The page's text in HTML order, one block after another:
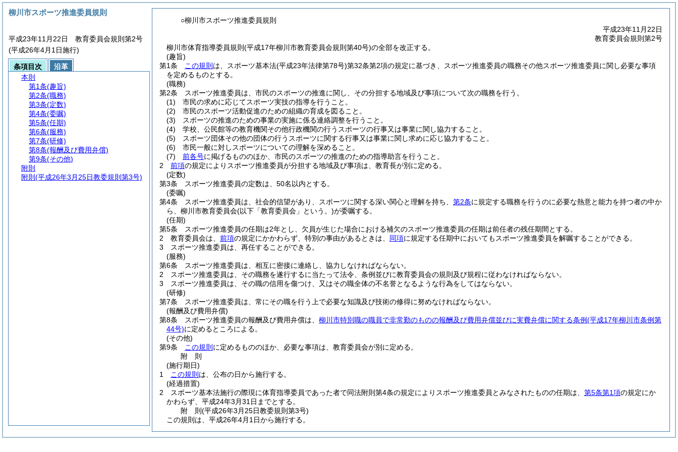
○柳川市スポーツ推進委員規則
平成23年11月22日
教育委員会規則第2号
柳川市体育指導委員規則(平成17年柳川市教育委員会規則第40号)の全部を改正する。
(趣旨)
第1条
この規則 は、スポーツ基本法(平成23年法律第78号)第32条第2項の規定に基づき、スポーツ推進委員の職務その他スポーツ推進委員に関し必要な事項
を定めるものとする。
(職務)
第2条
スポーツ推進委員は、市民のスポーツの推進に関し、その分担する地域及び事項について次の職務を行う。
(1)
市民の求めに応じてスポーツ実技の指導を行うこと。
(2)
市民のスポーツ活動促進のための組織の育成を図ること。
(3)
スポーツの推進のための事業の実施に係る連絡調整を行うこと。
(4)
学校、公民館等の教育機関その他行政機関の行うスポーツの行事又は事業に関し協力すること。
(5)
スポーツ団体その他の団体の行うスポーツに関する行事又は事業に関し求めに応じ協力すること。
(6)
市民一般に対しスポーツについての理解を深めること。
(7)
前各号に掲げるもののほか、市民のスポーツの推進のための指導助言を行うこと。
2
前項の規定によりスポーツ推進委員が分担する地域及び事項は、教育長が別に定める。
(定数)
第3条
スポーツ推進委員の定数は、50名以内とする。
(委嘱)
第4条
スポーツ推進委員は、社会的信望があり、スポーツに関する深い関心と理解を持ち、 第2条に規定する職務を行うのに必要な熱意と能力を持つ者の中か
ら、柳川市教育委員会(以下「教育委員会」という。)が委嘱する。
(任期)
第5条
スポーツ推進委員の任期は2年とし、欠員が生じた場合における補欠のスポーツ推進委員の任期は前任者の残任期間とする。
2
教育委員会は、 前項の規定にかかわらず、特別の事由があるときは、 同項に規定する任期中においてもスポーツ推進委員を解嘱することができる。
3
スポーツ推進委員は、再任することができる。
(服務)
第6条
スポーツ推進委員は、相互に密接に連絡し、協力しなければならない。
2
スポーツ推進委員は、その職務を遂行するに当たって法令、条例並びに教育委員会の規則及び規程に従わなければならない。
3
スポーツ推進委員は、その職の信用を傷つけ、又はその職全体の不名誉となるような行為をしてはならない。
(研修)
第7条
スポーツ推進委員は、常にその職を行う上で必要な知識及び技術の修得に努めなければならない。
(報酬及び費用弁償)
第8条
スポーツ推進委員の報酬及び費用弁償は、 柳川市特別職の職員で非常勤のものの報酬及び費用弁償並びに実費弁償に関する条例(平成17年柳川市条例第
44号)に定めるところによる。
(その他)
第9条
この規則 に定めるもののほか、必要な事項は、教育委員会が別に定める。
附 則
(施行期日)
1
この規則 は、公布の日から施行する。
(経過措置)
2
スポーツ基本法施行の際現に体育指導委員であった者で同法附則第4条の規定によりスポーツ推進委員とみなされたものの任期は、 第5条第1項の規定にか
かわらず、平成24年3月31日までとする。
附 則(平成26年3月25日教委規則第3号)
この規則は、平成26年4月1日から施行する。
柳川市スポーツ推進委員規則
平成23年11月22日 教育委員会規則第2号
(平成26年4月1日施行)
条項目次
沿革
本則
第1条(趣旨)
第2条(職務)
第3条(定数)
第4条(委嘱)
第5条(任期)
第6条(服務)
第7条(研修)
第8条(報酬及び費用弁償)
第9条(その他)
附則
附則 (平成26年3月25日教委規則第3号)